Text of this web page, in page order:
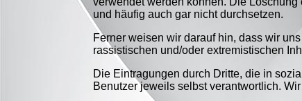
und häufig auch gar nicht durchsetzen.
Ferner weisen wir darauf hin, dass wir
rassistischen und/oder extremistischen
Die Eintragungen durch Dritte, die in
Benutzer jeweils selbst verantwortlich.